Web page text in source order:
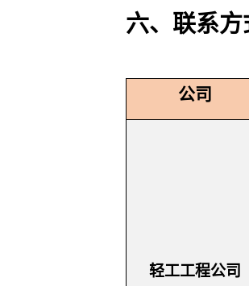
六、联系方
公司
轻工工程公司